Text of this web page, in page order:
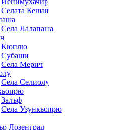
Йенимухачир
Селата Кешан
Села Лалапаша
Кюплю
Субаши
Села Мерич
Села Селиолу
Залъф
Села Узункьопрю
Лозенград